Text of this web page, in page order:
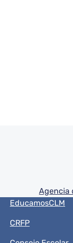
Pie de
Agencia
Menú del pie
EducamosCLM
CRFP